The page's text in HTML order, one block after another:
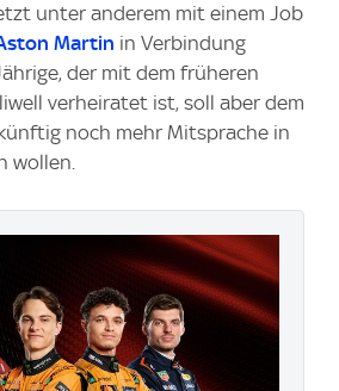
unter anderem mit einem Job
Martin in Verbindung
der mit dem früheren
verheiratet ist, soll aber dem
noch mehr Mitsprache in
wollen.